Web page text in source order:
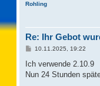
Rohling
Re: Ihr Gebot
B
i
r
10.11.2025, 19:22
Ich verwende 2.10.9
Nun 24 Stunden